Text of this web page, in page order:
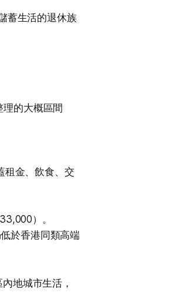
蓄生活的退休族
的大概區間
租金、飲食、交
）。
於香港同類高端
地城市生活，